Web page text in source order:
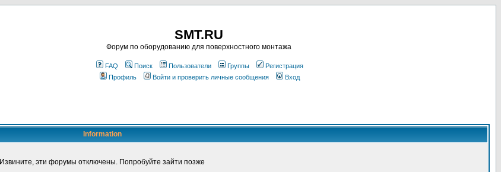
SMT.RU
Форум по оборудованию для поверхностного монтажа
FAQ Поиск Пользователи Группы
Регистрация
Профиль
Войти и проверить личные сообщения Вход
Information
Извините, эти форумы отключены. Попробуйте зайти позже